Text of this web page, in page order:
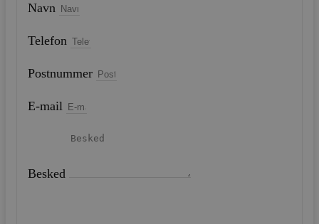
Navn
Telefon
Postnummer
E-mail
Besked